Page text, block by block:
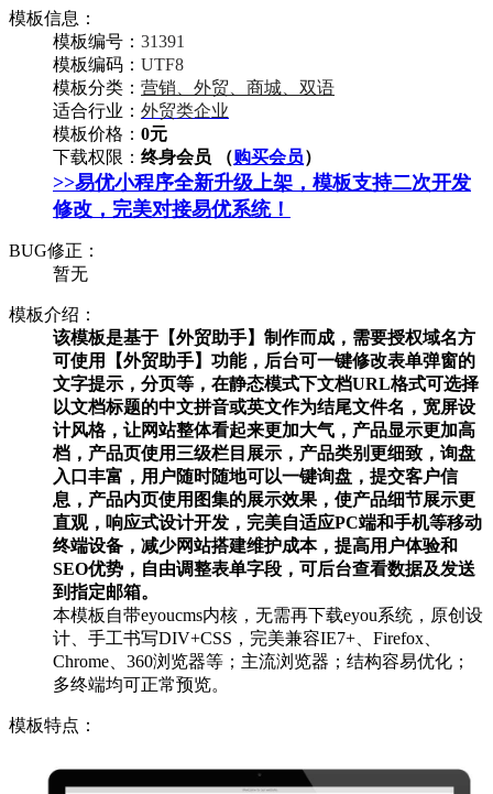
模板信息：
模板编号： 31391
模板编码： UTF8
模板分类： 营销、外贸、商城、双语
适合行业： 外贸类企业
模板价格： 0元
下载权限： 终身会员 （购买会员）
>>易优小程序全新升级上架，模板支持二次开发
修改，完美对接易优系统！
BUG修正：
暂无
模板介绍：
该模板是基于【外贸助手】制作而成，需要授权域名方
可使用【外贸助手】功能，后台可一键修改表单弹窗的
文字提示，分页等，在静态模式下文档URL格式可选择
以文档标题的中文拼音或英文作为结尾文件名，宽屏设
计风格，让网站整体看起来更加大气，产品显示更加高
档，产品页使用三级栏目展示，产品类别更细致，询盘
入口丰富，用户随时随地可以一键询盘，提交客户信
息，产品内页使用图集的展示效果，使产品细节展示更
直观，响应式设计开发，完美自适应PC端和手机等移动
终端设备，减少网站搭建维护成本，提高用户体验和
SEO优势，自由调整表单字段，可后台查看数据及发送
到指定邮箱。
本模板自带eyoucms内核，无需再下载eyou系统，原创设
计、手工书写DIV+CSS，完美兼容IE7+、Firefox、
Chrome、360浏览器等；主流浏览器；结构容易优化；
多终端均可正常预览。
模板特点：